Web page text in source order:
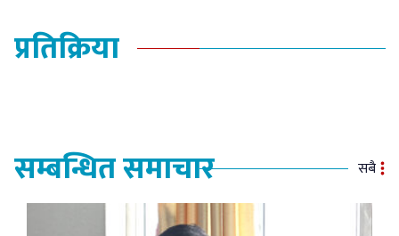
प्रतिक्रिया
सम्बन्धित समाचार सबै